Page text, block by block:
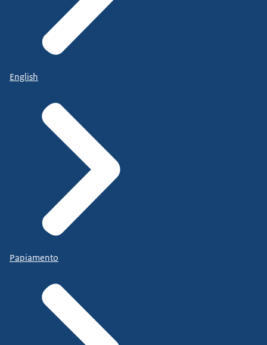
English
Papiamento